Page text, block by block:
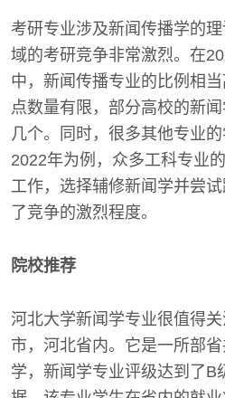
考研专业涉及新闻传播学的
域的考研竞争非常激烈。在
中，新闻传播专业的比例相
点数量有限，部分高校的新
几个。同时，很多其他专业
2022年为例，众多工科专业
工作，选择辅修新闻学并尝
了竞争的激烈程度。
院校推荐
河北大学新闻学专业很值得
市，河北省内。它是一所部
学，新闻学专业评级达到了B